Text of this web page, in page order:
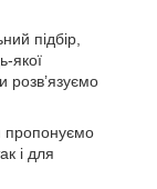
підбір,
якої
і для